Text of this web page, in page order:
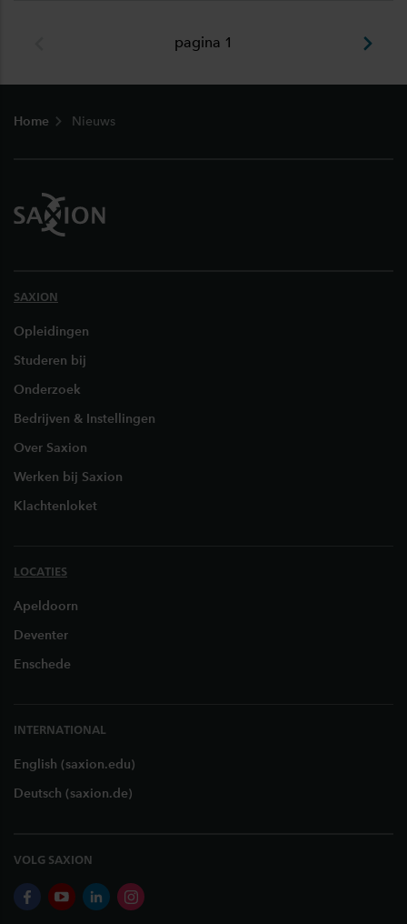
pagina 1
Home Nieuws
SAXION
Opleidingen
Studeren bij
Onderzoek
Bedrijven & Instellingen
Over Saxion
Werken bij Saxion
Klachtenloket
LOCATIES
Apeldoorn
Deventer
Enschede
INTERNATIONAL
English (saxion.edu)
Deutsch (saxion.de)
VOLG SAXION
facebookyoutubelinkedininstagram